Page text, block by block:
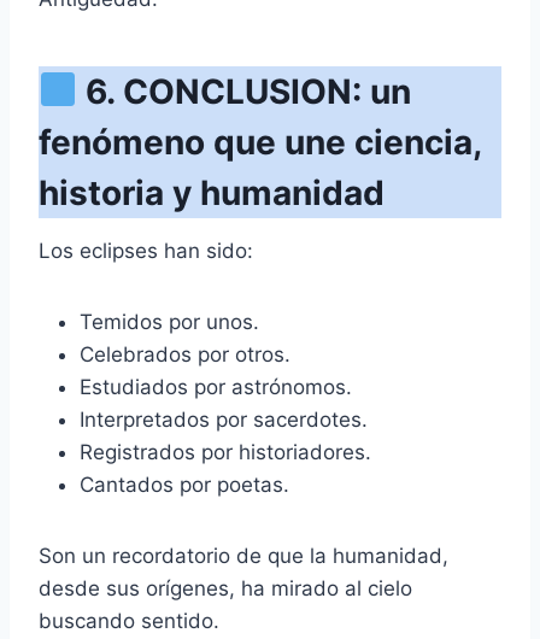
6. CONCLUSION: un
fenómeno que une ciencia,
historia y humanidad
Los eclipses han sido:
Temidos por unos.
Celebrados por otros.
Estudiados por astrónomos.
Interpretados por sacerdotes.
Registrados por historiadores.
Cantados por poetas.
Son un recordatorio de que la humanidad,
desde sus orígenes, ha mirado al cielo
buscando sentido.